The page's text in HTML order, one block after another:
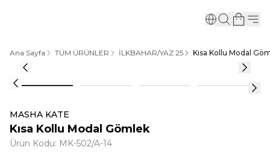
Ana Sayfa TÜM ÜRÜNLER İLKBAHAR/YAZ 25 Kısa Kollu Modal
MASHA KATE
Kısa Kollu Modal Gömlek
Ürün Kodu: MK-502/A-14